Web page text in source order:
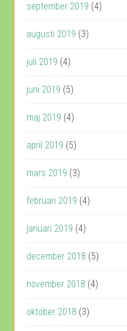
september 2019 (4)
augusti 2019 (3)
juli 2019 (4)
juni 2019 (5)
maj 2019 (4)
april 2019 (5)
mars 2019 (3)
februari 2019 (4)
januari 2019 (4)
december 2018 (5)
november 2018 (4)
oktober 2018 (3)